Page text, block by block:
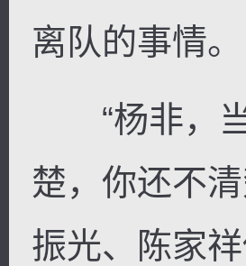
离队的事情。
“杨非，当
楚，你还不
振光、陈家